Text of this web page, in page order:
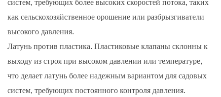
систем, требующих более высоких скоростей потока, таких
как сельскохозяйственное орошение или разбрызгиватели
высокого давления.
Латунь против пластика. Пластиковые клапаны склонны к
выходу из строя при высоком давлении или температуре,
что делает латунь более надежным вариантом для садовых
систем, требующих постоянного контроля давления.